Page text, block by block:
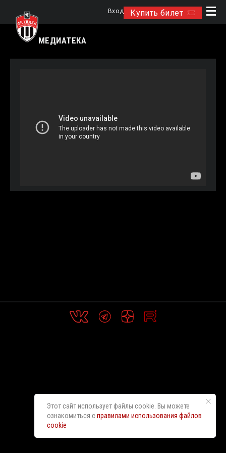
Купить билет
Вход
МЕДИАТЕКА
Этот сайт использует файлы cookie. Вы можете
ознакомиться справилами использования файлов
cookie